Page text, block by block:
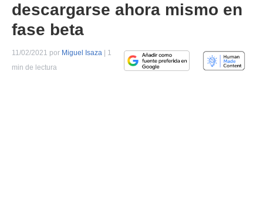
descargarse ahora mismo en
fase beta
11/02/2021 por Miguel Isaza | 1
min de lectura